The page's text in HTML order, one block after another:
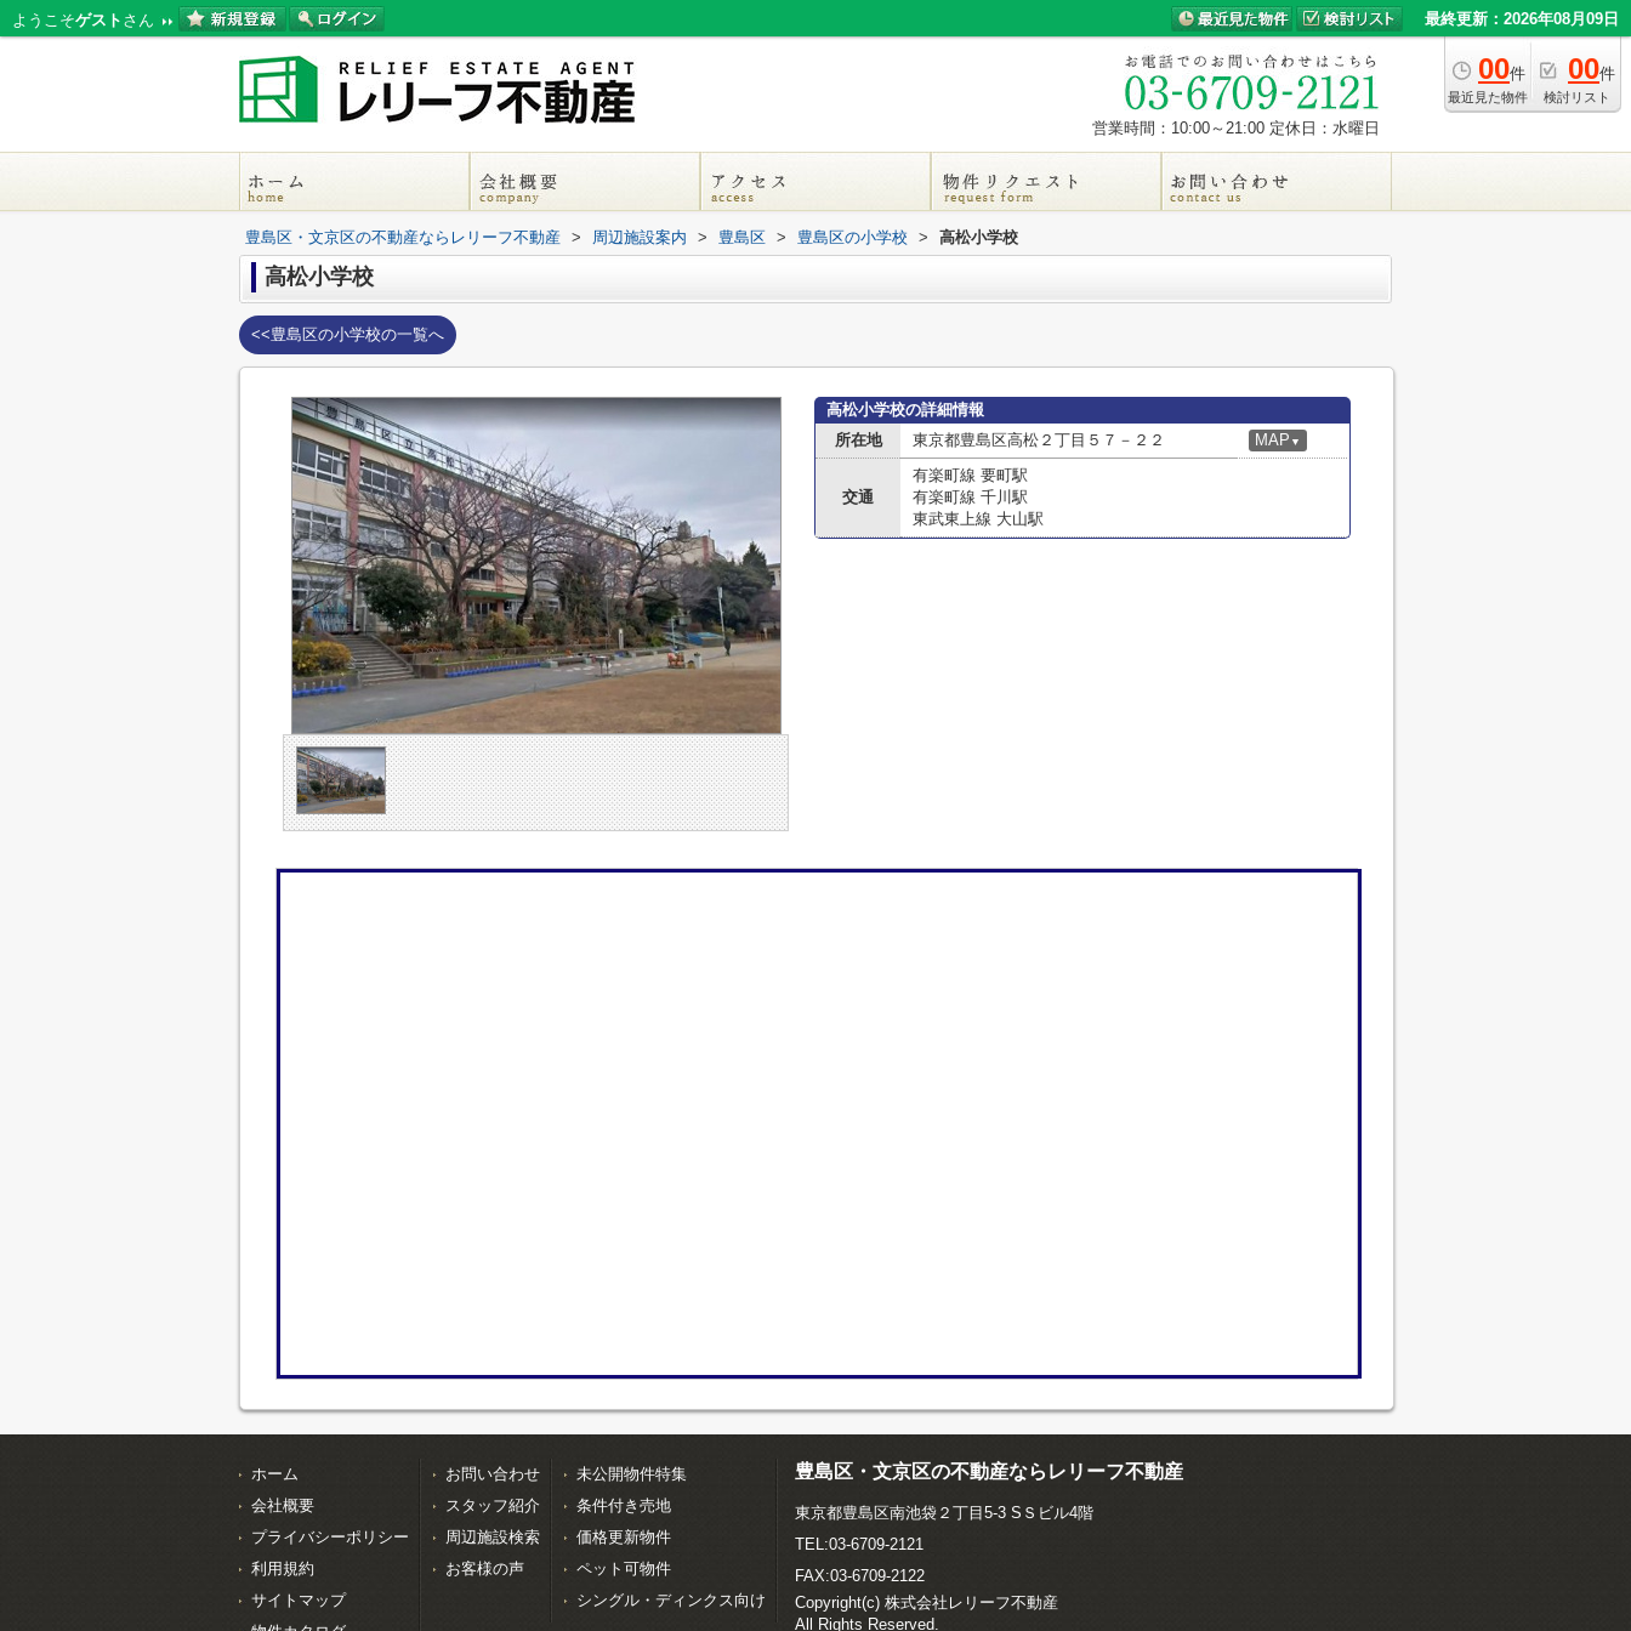
ようこそゲスト さん 最終更新：2026年08月09日
00件
最近見た物件
00件
検討リスト
営業時間：10:00～21:00 定休日：水曜日
豊島区・文京区の不動産ならレリーフ不動産 > 周辺施設案内 > 豊島区 > 豊島区の小学校 > 高松小学校
高松小学校
<<豊島区の小学校の一覧へ
高松小学校の詳細情報
所在地
東京都豊島区高松２丁目５７－２２ MAP ▼
交通
有楽町線 要町駅
有楽町線 千川駅
東武東上線 大山駅
ホーム
会社概要
プライバシーポリシー
利用規約
サイトマップ
お問い合わせ
スタッフ紹介
周辺施設検索
お客様の声
未公開物件特集
条件付き売地
価格更新物件
ペット可物件
シングル・ディンクス向け
豊島区・文京区の不動産ならレリーフ不動産
東京都豊島区南池袋２丁目5-3 SＳビル4階
TEL:03-6709-2121
FAX:03-6709-2122
Copyright(c) 株式会社レリーフ不動産
All Rights Reserved.